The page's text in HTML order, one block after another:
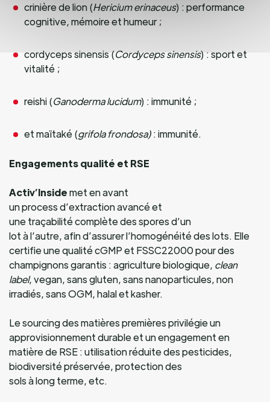
crinière de lion (Hericium erinaceus) : performance
cognitive, mémoire et humeur ;
cordyceps sinensis (Cordyceps sinensis) : sport et
vitalité ;
reishi (Ganoderma lucidum) : immunité ;
et maïtaké (grifola frondosa): immunité.
Engagements qualité et RSE
Activ’Insidemet en avant
un process d’extraction avancé et
une traçabilité complète des spores d’un
lot à l’autre, afin d’assurer l’homogénéité des lots. Elle
certifie une qualité cGMP et FSSC22000 pour des
champignons garantis : agriculture biologique, clean
label, vegan, sans gluten, sans nanoparticules, non
irradiés, sans OGM, halal et kasher.
Le sourcing des matières premières privilégie un
approvisionnement durable et un engagement en
matière de RSE : utilisation réduite des pesticides,
biodiversité préservée, protection des
sols à long terme, etc.